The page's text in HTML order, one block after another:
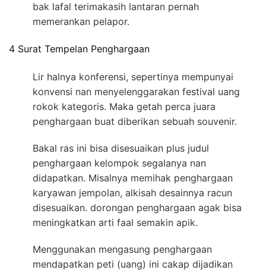
bak lafal terimakasih lantaran pernah
memerankan pelapor.
4 Surat Tempelan Penghargaan
Lir halnya konferensi, sepertinya mempunyai
konvensi nan menyelenggarakan festival uang
rokok kategoris. Maka getah perca juara
penghargaan buat diberikan sebuah souvenir.
Bakal ras ini bisa disesuaikan plus judul
penghargaan kelompok segalanya nan
didapatkan. Misalnya memihak penghargaan
karyawan jempolan, alkisah desainnya racun
disesuaikan. dorongan penghargaan agak bisa
meningkatkan arti faal semakin apik.
Menggunakan mengasung penghargaan
mendapatkan peti (uang) ini cakap dijadikan